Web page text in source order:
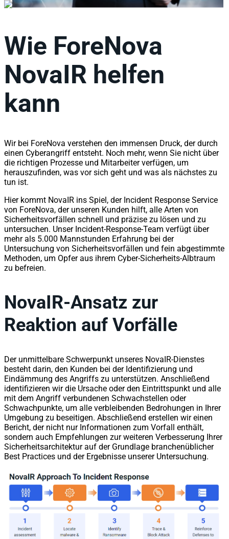
Wie ForeNova
NovaIR helfen
kann
Wir bei ForeNova verstehen den immensen Druck, der durch
einen Cyberangriff entsteht. Noch mehr, wenn Sie nicht über
die richtigen Prozesse und Mitarbeiter verfügen, um
herauszufinden, was vor sich geht und was als nächstes zu
tun ist.
Hier kommt NovaIR ins Spiel, der Incident Response Service
von ForeNova, der unseren Kunden hilft, alle Arten von
Sicherheitsvorfällen schnell und präzise zu lösen und zu
untersuchen. Unser Incident-Response-Team verfügt über
mehr als 5.000 Mannstunden Erfahrung bei der
Untersuchung von Sicherheitsvorfällen und fein abgestimmte
Methoden, um Opfer aus ihrem Cyber-Sicherheits-Albtraum
zu befreien.
NovaIR-Ansatz zur
Reaktion auf Vorfälle
Der unmittelbare Schwerpunkt unseres NovaIR-Dienstes
besteht darin, den Kunden bei der Identifizierung und
Eindämmung des Angriffs zu unterstützen. Anschließend
identifizieren wir die Ursache oder den Eintrittspunkt und alle
mit dem Angriff verbundenen Schwachstellen oder
Schwachpunkte, um alle verbleibenden Bedrohungen in Ihrer
Umgebung zu beseitigen. Abschließend erstellen wir einen
Bericht, der nicht nur Informationen zum Vorfall enthält,
sondern auch Empfehlungen zur weiteren Verbesserung Ihrer
Sicherheitsarchitektur auf der Grundlage branchenüblicher
Best Practices und der Ergebnisse unserer Untersuchung.